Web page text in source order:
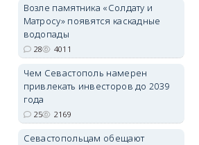
Возле памятника «Солдату и
Матросу» появятся каскадные
водопады
28 4011
Чем Севастополь намерен
привлекать инвесторов до 2039
года
25 2169
Севастопольцам обещают